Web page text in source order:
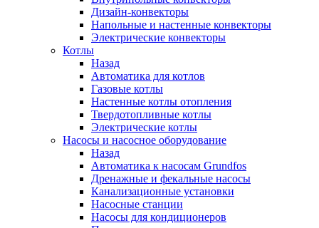
Дизайн-конвекторы
Напольные и настенные конвекторы
Электрические конвекторы
Котлы
Назад
Автоматика для котлов
Газовые котлы
Настенные котлы отопления
Твердотопливные котлы
Электрические котлы
Насосы и насосное оборудование
Назад
Автоматика к насосам Grundfos
Дренажные и фекальные насосы
Канализационные установки
Насосные станции
Насосы для кондиционеров